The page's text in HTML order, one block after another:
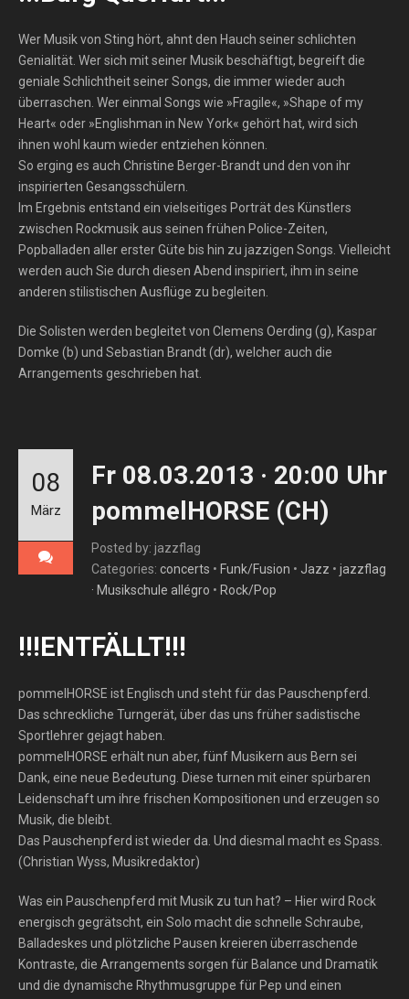
Wer Musik von Sting hört, ahnt den Hauch seiner schlichten
Genialität. Wer sich mit seiner Musik beschäftigt, begreift die
geniale Schlichtheit seiner Songs, die immer wieder auch
überraschen. Wer einmal Songs wie »Fragile«, »Shape of my
Heart« oder »Englishman in New York« gehört hat, wird sich
ihnen wohl kaum wieder entziehen können.
So erging es auch Christine Berger-Brandt und den von ihr
inspirierten Gesangsschülern.
Im Ergebnis entstand ein vielseitiges Porträt des Künstlers
zwischen Rockmusik aus seinen frühen Police-Zeiten,
Popballaden aller erster Güte bis hin zu jazzigen Songs. Vielleicht
werden auch Sie durch diesen Abend inspiriert, ihm in seine
anderen stilistischen Ausflüge zu begleiten.
Die Solisten werden begleitet von Clemens Oerding (g), Kaspar
Domke (b) und Sebastian Brandt (dr), welcher auch die
Arrangements geschrieben hat.
Fr 08.03.2013 · 20:00 Uhr
pommelHORSE (CH)
Posted by: jazzflag
Categories: concerts • Funk/Fusion • Jazz • jazzflag
· Musikschule allégro • Rock/Pop
08
März
!!!ENTFÄLLT!!!
pommelHORSE ist Englisch und steht für das Pauschenpferd.
Das schreckliche Turngerät, über das uns früher sadistische
Sportlehrer gejagt haben.
pommelHORSE erhält nun aber, fünf Musikern aus Bern sei
Dank, eine neue Bedeutung. Diese turnen mit einer spürbaren
Leidenschaft um ihre frischen Kompositionen und erzeugen so
Musik, die bleibt.
Das Pauschenpferd ist wieder da. Und diesmal macht es Spass.
(Christian Wyss, Musikredaktor)
Was ein Pauschenpferd mit Musik zu tun hat? – Hier wird Rock
energisch gegrätscht, ein Solo macht die schnelle Schraube,
Balladeskes und plötzliche Pausen kreieren überraschende
Kontraste, die Arrangements sorgen für Balance und Dramatik
und die dynamische Rhythmusgruppe für Pep und einen